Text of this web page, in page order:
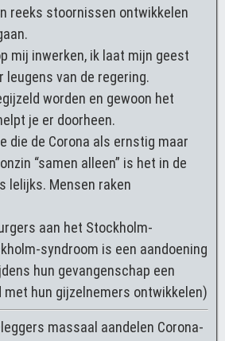
reeks stoornissen ontwikkelen
mij inwerken, ik laat mijn geest
van de regering.
worden en gewoon het
je er doorheen.
die de Corona als ernstig maar
“samen alleen” is het in de
lelijks. Mensen raken
aan het Stockholm-
syndroom is een aandoening
hun gevangenschap een
hun gijzelnemers ontwikkelen)
massaal aandelen Corona-